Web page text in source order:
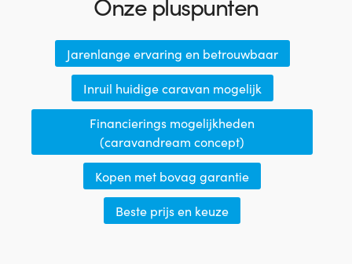
Jarenlange ervaring en betrouwbaar
Inruil huidige caravan mogelijk
Financierings mogelijkheden
(caravandream concept)
Kopen met bovag garantie
Beste prijs en keuze